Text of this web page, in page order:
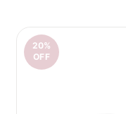
20%
OFF